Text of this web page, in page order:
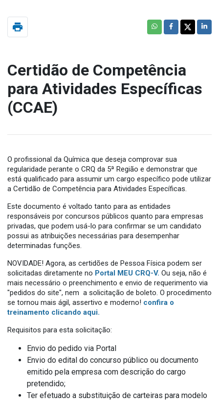
print
Certidão de Competência
para Atividades Específicas
(CCAE)
O profissional da Química que deseja comprovar sua
regularidade perante o CRQ da 5ª Região e demonstrar que
está qualificado para assumir um cargo específico pode utilizar
a Certidão de Competência para Atividades Específicas.
Este documento é voltado tanto para as entidades
responsáveis por concursos públicos quanto para empresas
privadas, que podem usá-lo para confirmar se um candidato
possui as atribuições necessárias para desempenhar
determinadas funções.
NOVIDADE! Agora, as certidões de Pessoa Física podem ser
solicitadas diretamente no Portal MEU CRQ-V. Ou seja, não é
mais necessário o preenchimento e envio de requerimento via
"pedidos do site", nem a solicitação de boleto. O procedimento
se tornou mais ágil, assertivo e moderno! confira o
treinamento clicando aqui.
Requisitos para esta solicitação:
Envio do pedido via Portal
Envio do edital do concurso público ou documento
emitido pela empresa com descrição do cargo
pretendido;
Ter efetuado a substituição de carteiras para modelo